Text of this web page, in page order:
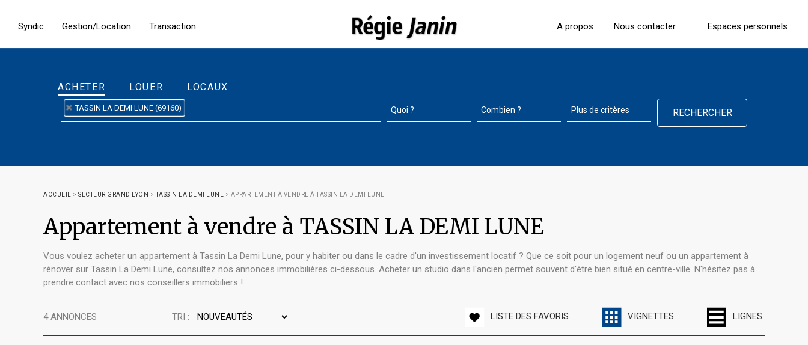
A propos Nous contacter Espaces personnels
Syndic Gestion/Location Transaction
ACHETER LOUER LOCAUX
TASSIN LA DEMI LUNE (69160)
ACCUEIL > SECTEUR GRAND LYON >TASSIN LA DEMI LUNE > APPARTEMENT À VENDRE À TASSIN LA DEMI LUNE
Appartement à vendre à TASSIN LA DEMI LUNE
Vous voulez acheter un appartement à Tassin La Demi Lune, pour y habiter ou dans le cadre d'un investissement locatif ? Que ce soit pour un logement neuf ou un appartement à
rénover sur Tassin La Demi Lune, consultez nos annonces immobilières ci-dessous. Acheter un studio dans l'ancien permet souvent d'être bien situé en centre-ville. N'hésitez pas à
prendre contact avec nos conseillers immobiliers !
4ANNONCES TRI : LISTE DES FAVORIS VIGNETTES LIGNES